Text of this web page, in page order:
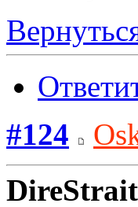
#124